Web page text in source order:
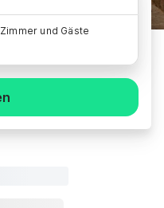
Zimmer und Gäste